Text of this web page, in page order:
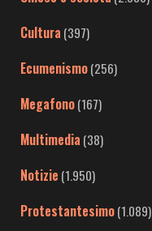
Cultura (397)
Ecumenismo(256)
Megafono(167)
Multimedia (38)
Notizie (1.950)
Protestantesimo(1.089)